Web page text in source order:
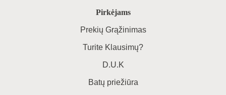
Pirkėjams
Prekių Grąžinimas
Turite Klausimų?
D.U.K
Batų priežiūra